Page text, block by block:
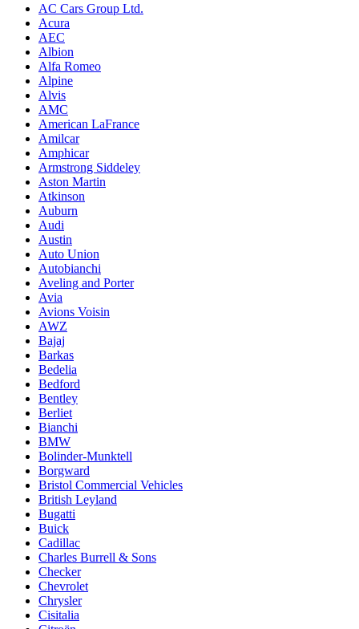
AC Cars Group Ltd.
Acura
AEC
Albion
Alfa Romeo
Alpine
Alvis
AMC
American LaFrance
Amilcar
Amphicar
Armstrong Siddeley
Aston Martin
Atkinson
Auburn
Audi
Austin
Auto Union
Autobianchi
Aveling and Porter
Avia
Avions Voisin
AWZ
Bajaj
Barkas
Bedelia
Bedford
Bentley
Berliet
Bianchi
BMW
Bolinder-Munktell
Borgward
Bristol Commercial Vehicles
British Leyland
Bugatti
Buick
Cadillac
Charles Burrell & Sons
Checker
Chevrolet
Chrysler
Cisitalia